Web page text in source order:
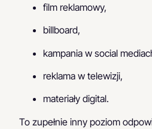
film reklamowy,
billboard,
kampania w social
reklama w telewizji,
materiały digital.
To zupełnie inny poziom